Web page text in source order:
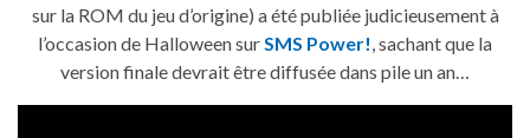
sur la ROM du jeu d’origine) a été publiée judicieusement à
l’occasion de Halloween sur SMS Power! , sachant que la
version finale devrait être diffusée dans pile un an…